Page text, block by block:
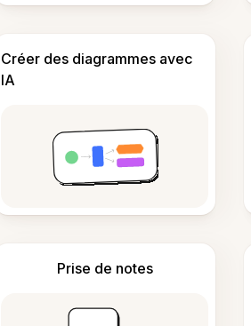
Créer des diagrammes avec
IA
Prise de notes